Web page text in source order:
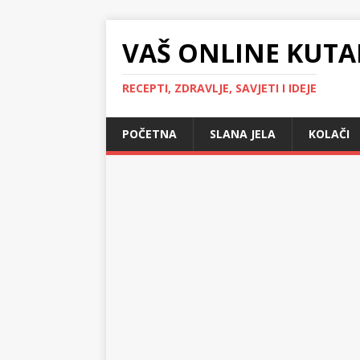
VAŠ ONLINE
RECEPTI, ZDRAVLJE, SAVJETI I IDEJE
POČETNA SLANA JELA KOLAČI